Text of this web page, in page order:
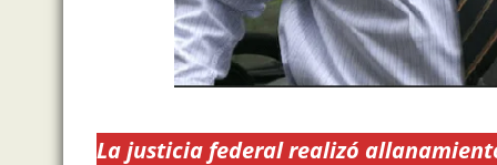
La justicia federal realizó